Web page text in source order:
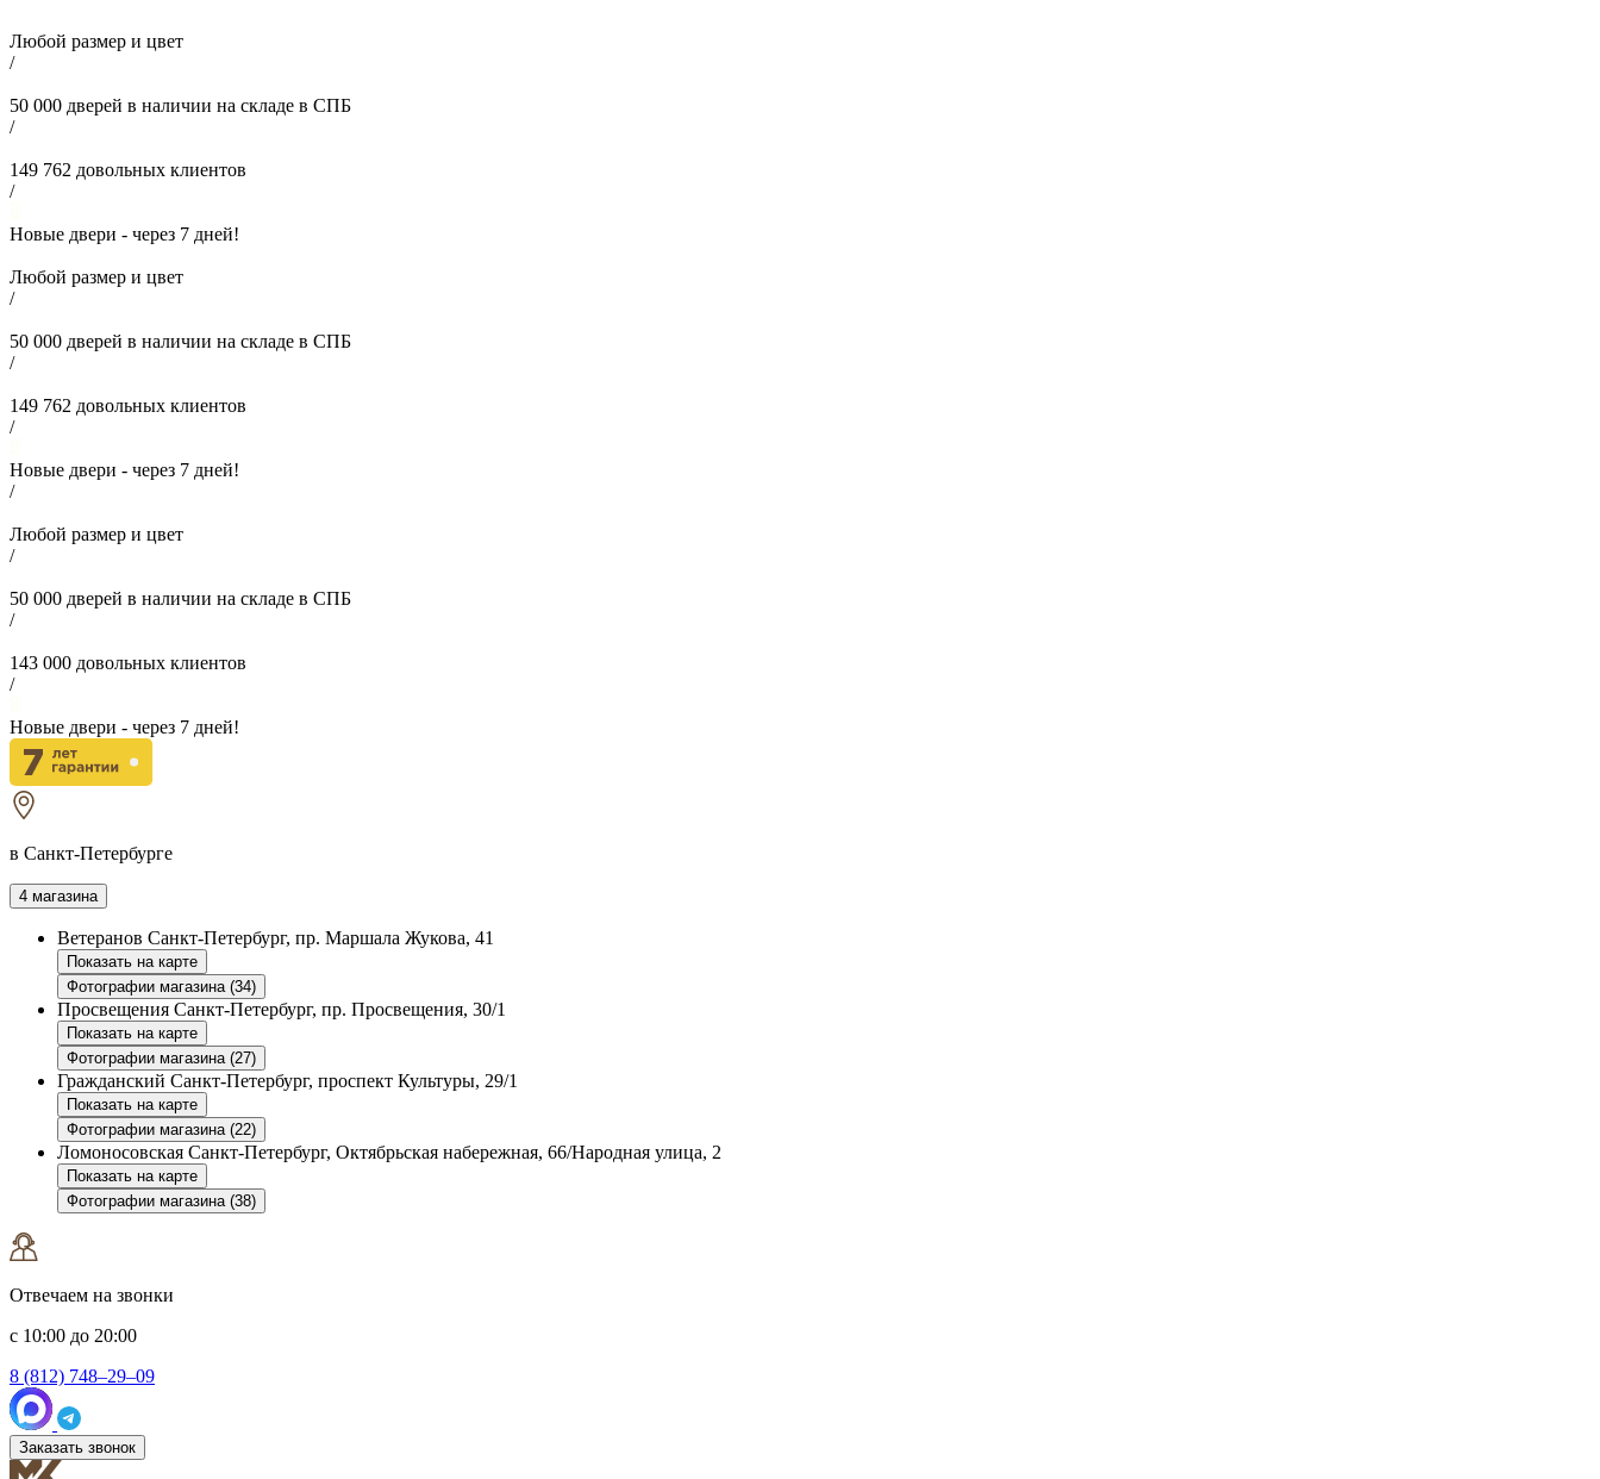
Любой размер и цвет
/
50 000 дверей в наличии на складе в СПБ
/
149 762 довольных клиентов
/
Новые двери - через 7 дней!
Любой размер и цвет
/
50 000 дверей в наличии на складе в СПБ
/
149 762 довольных клиентов
/
Новые двери - через 7 дней!
/
Любой размер и цвет
/
50 000 дверей в наличии на складе в СПБ
/
143 000 довольных клиентов
/
Новые двери - через 7 дней!
в Санкт-Петербурге
4 магазина
Ветеранов Санкт-Петербург, пр. Маршала Жукова, 41
Показать на карте
Фотографии магазина (34)
Просвещения Санкт-Петербург, пр. Просвещения, 30/1
Показать на карте
Фотографии магазина (27)
Гражданский Санкт-Петербург, проспект Культуры, 29/1
Показать на карте
Фотографии магазина (22)
Ломоносовская Санкт-Петербург, Октябрьская набережная, 66/Народная улица, 2
Показать на карте
Фотографии магазина (38)
Отвечаем на звонки
с 10:00 до 20:00
8 (812) 748–29–09
Заказать звонок